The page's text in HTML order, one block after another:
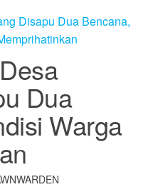
Dua
Warga